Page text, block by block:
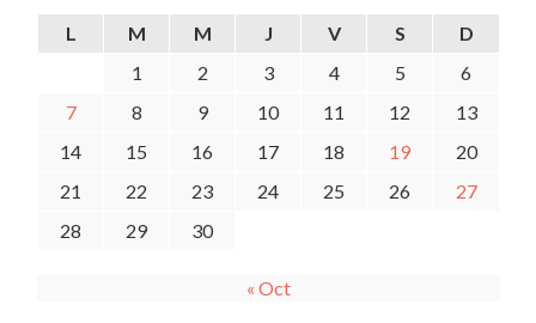
L M M J V S
D
1
2 3 4 5
6
7
8 9 10 11 12
13
14
15 16 17 18 19
20
21
22 23 24 25 26
27
28
29 30
« Oct